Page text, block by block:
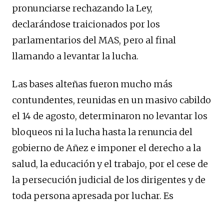
pronunciarse rechazando la Ley,
declarándose traicionados por los
parlamentarios del MAS, pero al final
llamando a levantar la lucha.
Las bases alteñas fueron mucho más
contundentes, reunidas en un masivo cabildo
el 14 de agosto, determinaron no levantar los
bloqueos ni la lucha hasta la renuncia del
gobierno de Añez e imponer el derecho a la
salud, la educación y el trabajo, por el cese de
la persecución judicial de los dirigentes y de
toda persona apresada por luchar. Es